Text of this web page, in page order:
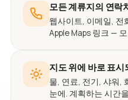
모든 계류지의 연락
웹사이트, 이메일, 전
Apple Maps 링크 —
지도 위에 바로 표
물, 연료, 전기, 샤워,
눈에. 계획하는 시간